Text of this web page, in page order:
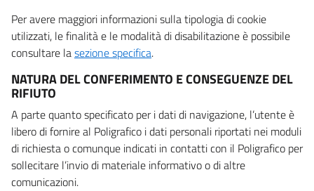
Per avere maggiori informazioni sulla tipologia di cookie
utilizzati, le finalità e le modalità di disabilitazione è possibile
consultare lasezione specifica.
NATURA DEL CONFERIMENTO E CONSEGUENZE DEL
RIFIUTO
A parte quanto specificato per i dati di navigazione, l’utente è
libero di fornire al Poligrafico i dati personali riportati nei moduli
di richiesta o comunque indicati in contatti con il Poligrafico per
sollecitare l’invio di materiale informativo o di altre
comunicazioni.